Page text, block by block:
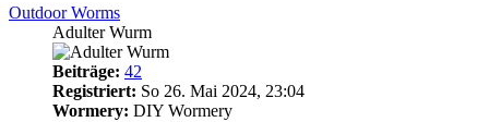
Outdoor Worms
Adulter Wurm
Beiträge: 42
Registriert: So 26. Mai 2024, 23:04
Wormery: DIY Wormery